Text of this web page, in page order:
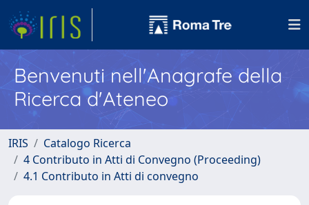
Benvenuti nell'Anagrafe della
Ricerca d'Ateneo
IRIS
Catalogo Ricerca
4 Contributo in Atti di Convegno (Proceeding)
4.1 Contributo in Atti di convegno